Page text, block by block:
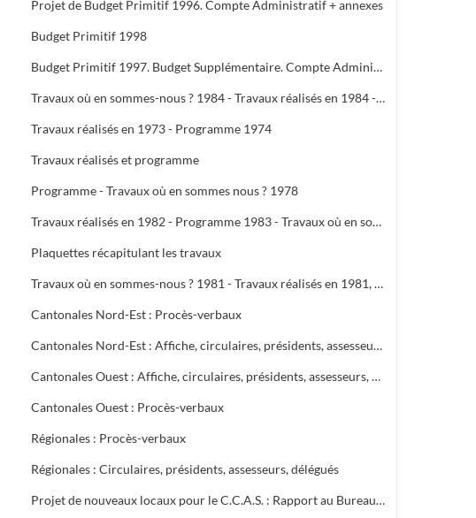
Projet de Budget Primitif 1996. Compte Administratif + annexes
Budget Primitif 1998
Budget Primitif 1997. Budget Supplémentaire. Compte Administratif + annexes
Travaux où en sommes-nous ? 1984 - Travaux réalisés en 1984 - Programme 1985 - Travaux 1987
Travaux réalisés en 1973 - Programme 1974
Travaux réalisés et programme
Programme - Travaux où en sommes nous ? 1978
Travaux réalisés en 1982 - Programme 1983 - Travaux où en sommes-nous ? 1983 - Travaux réalisés en 1983 - Programme 1984
Plaquettes récapitulant les travaux
Travaux où en sommes-nous ? 1981 - Travaux réalisés en 1981, programme 1982 - Travaux où en sommes-nous ? 1982
Cantonales Nord-Est : Procès-verbaux
Cantonales Nord-Est : Affiche, circulaires, présidents, assesseurs, délégués
Cantonales Ouest : Affiche, circulaires, présidents, assesseurs, délégués
Cantonales Ouest : Procès-verbaux
Régionales : Procès-verbaux
Régionales : Circulaires, présidents, assesseurs, délégués
Projet de nouveaux locaux pour le C.C.A.S. : Rapport au Bureau Municipal